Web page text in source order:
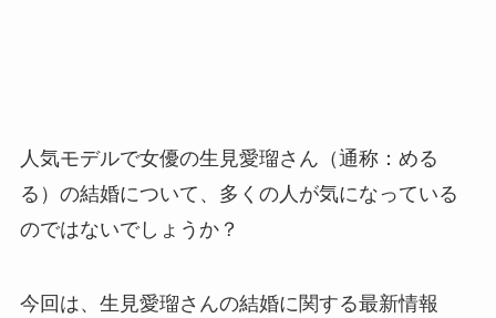
人気モデルで女優の生見愛瑠さん（通称：める
る）の結婚について、多くの人が気になっている
のではないでしょうか？
今回は、生見愛瑠さんの結婚に関する最新情報